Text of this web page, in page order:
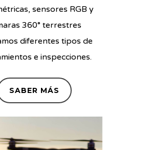
sensores RGB y
360° terrestres
diferentes tipos de
e inspecciones.
SABER MÁS